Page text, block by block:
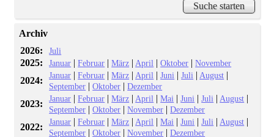
Archiv
2026:
Juli
2025: Januar |Februar |März | April |Oktober |November
2024: Januar |Februar |März | April |Juni |Juli | August |
September |Oktober |Dezember
2023: Januar |Februar |März | April |Mai |Juni |Juli | August |
September |Oktober |November |Dezember
2022: Januar |Februar |März | April |Mai |Juni |Juli | August |
September |Oktober |November |Dezember